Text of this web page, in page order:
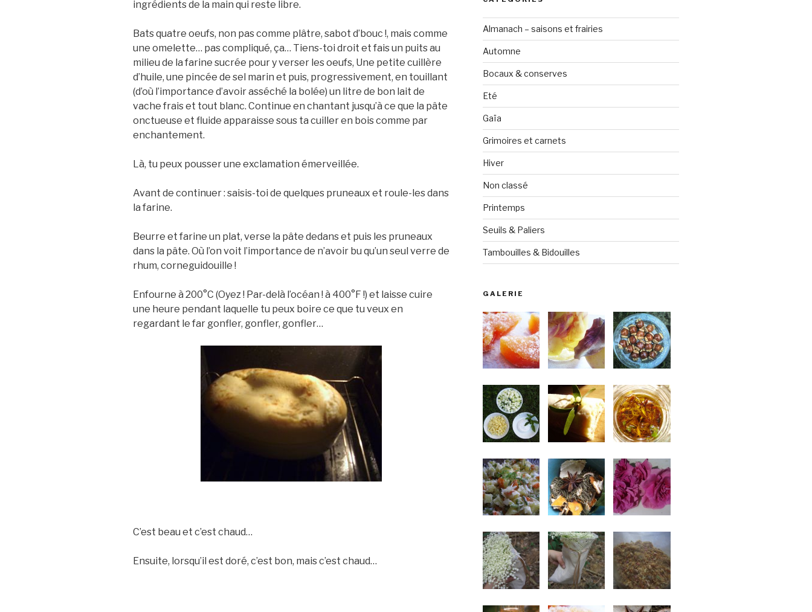
ingrédients de la main qui reste libre.
Bats quatre oeufs, non pas comme plâtre, sabot d’bouc !, mais comme
une omelette… pas compliqué, ça… Tiens-toi droit et fais un puits au
milieu de la farine sucrée pour y verser les oeufs, Une petite cuillère
d’huile, une pincée de sel marin et puis, progressivement, en touillant
(d’où l’importance d’avoir asséché la bolée) un litre de bon lait de
vache frais et tout blanc. Continue en chantant jusqu’à ce que la pâte
onctueuse et fluide apparaisse sous ta cuiller en bois comme par
enchantement.
Là, tu peux pousser une exclamation émerveillée.
Avant de continuer : saisis-toi de quelques pruneaux et roule-les dans
la farine.
Beurre et farine un plat, verse la pâte dedans et puis les pruneaux
dans la pâte. Où l’on voit l’importance de n’avoir bu qu’un seul verre de
rhum, corneguidouille !
Enfourne à 200°C (Oyez ! Par-delà l’océan ! à 400°F !) et laisse cuire
une heure pendant laquelle tu peux boire ce que tu veux en
regardant le far gonfler, gonfler, gonfler…
C’est beau et c’est chaud…
Ensuite, lorsqu’il est doré, c’est bon, mais c’est chaud…
Almanach – saisons et frairies
Automne
Bocaux & conserves
Eté
Gaïa
Grimoires et carnets
Hiver
Non classé
Printemps
Seuils & Paliers
Tambouilles & Bidouilles
GALERIE